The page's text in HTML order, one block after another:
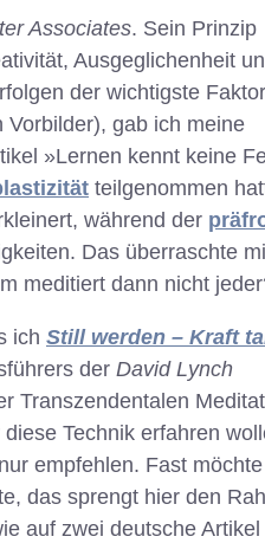
Associates. Sein Prinzip
Ausgeglichenheit
der wichtigste Faktor
gab ich meine
»Lernen kennt keine
teilgenommen
während der
Das überraschte
meditiert dann nicht
ich Still werden – Kraft
der David Lynch
Transzendentalen
Technik erfahren
empfehlen. Fast
das sprengt hier den
auf zwei deutsche Artikel